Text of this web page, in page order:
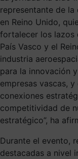
representante de la
en Reino Unido,
fortalecer los lazos
País Vasco y el
industria
para la innovación
empresas vascas,
conexiones
competitividad de
estratégico”, ha
Durante el evento,
destacadas a nivel